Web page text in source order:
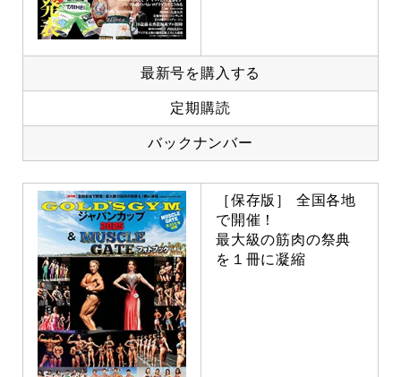
最新号を購入する
定期購読
バックナンバー
［保存版］ 全国各地
で開催！
最大級の筋肉の祭典
を１冊に凝縮